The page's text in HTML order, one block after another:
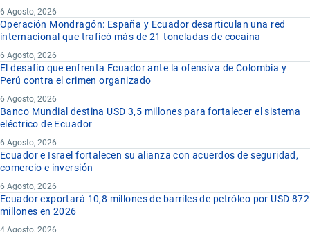
6 Agosto, 2026
Operación Mondragón: España y Ecuador desarticulan una red
internacional que traficó más de 21 toneladas de cocaína
6 Agosto, 2026
El desafío que enfrenta Ecuador ante la ofensiva de Colombia y
Perú contra el crimen organizado
6 Agosto, 2026
Banco Mundial destina USD 3,5 millones para fortalecer el sistema
eléctrico de Ecuador
6 Agosto, 2026
Ecuador e Israel fortalecen su alianza con acuerdos de seguridad,
comercio e inversión
6 Agosto, 2026
Ecuador exportará 10,8 millones de barriles de petróleo por USD 872
millones en 2026